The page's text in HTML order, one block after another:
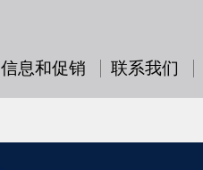
信息和促销 联系我们